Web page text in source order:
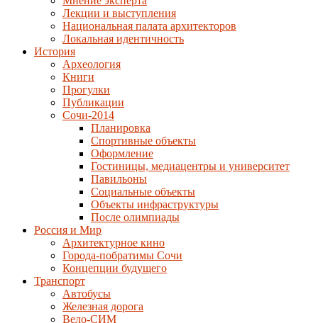
Лекции и выступления
Национальная палата архитекторов
Локальная идентичность
История
Археология
Книги
Прогулки
Публикации
Сочи-2014
Планировка
Спортивные объекты
Оформление
Гостиницы, медиацентры и университет
Павильоны
Социальные объекты
Объекты инфраструктуры
После олимпиады
Россия и Мир
Архитектурное кино
Города-побратимы Сочи
Концепции будущего
Транспорт
Автобусы
Железная дорога
Вело-СИМ